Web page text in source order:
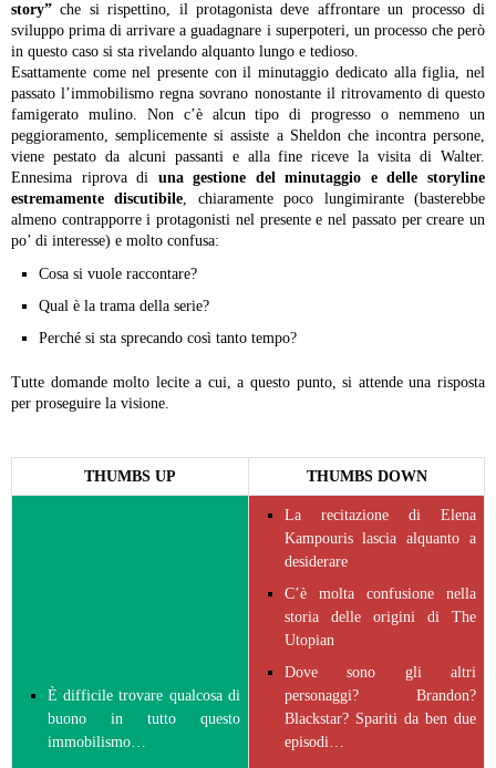
story” che si rispettino, il protagonista deve affrontare un processo di
sviluppo prima di arrivare a guadagnare i superpoteri, un processo che però
in questo caso si sta rivelando alquanto lungo e tedioso.
Esattamente come nel presente con il minutaggio dedicato alla figlia, nel
passato l’immobilismo regna sovrano nonostante il ritrovamento di questo
famigerato mulino. Non c’è alcun tipo di progresso o nemmeno un
peggioramento, semplicemente si assiste a Sheldon che incontra persone,
viene pestato da alcuni passanti e alla fine riceve la visita di Walter.
Ennesima riprova di una gestione del minutaggio e delle storyline
estremamente discutibile, chiaramente poco lungimirante (basterebbe
almeno contrapporre i protagonisti nel presente e nel passato per creare un
po’ di interesse) e molto confusa:
Cosa si vuole raccontare?
Qual è la trama della serie?
Perché si sta sprecando così tanto tempo?
Tutte domande molto lecite a cui, a questo punto, si attende una risposta
per proseguire la visione.
THUMBS UP THUMBS DOWN
È difficile trovare qualcosa di
buono in tutto questo
immobilismo…
La recitazione di Elena
Kampouris lascia alquanto a
desiderare
C’è molta confusione nella
storia delle origini di The
Utopian
Dove sono gli altri
personaggi? Brandon?
Blackstar? Spariti da ben due
episodi…